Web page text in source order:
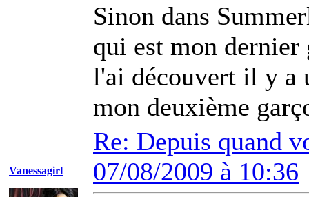
Sinon dans
qui est mon dernier
l'ai découvert il y a
mon deuxième
Vanessagirl
Re: Depuis quand
07/08/2009 à 10:36